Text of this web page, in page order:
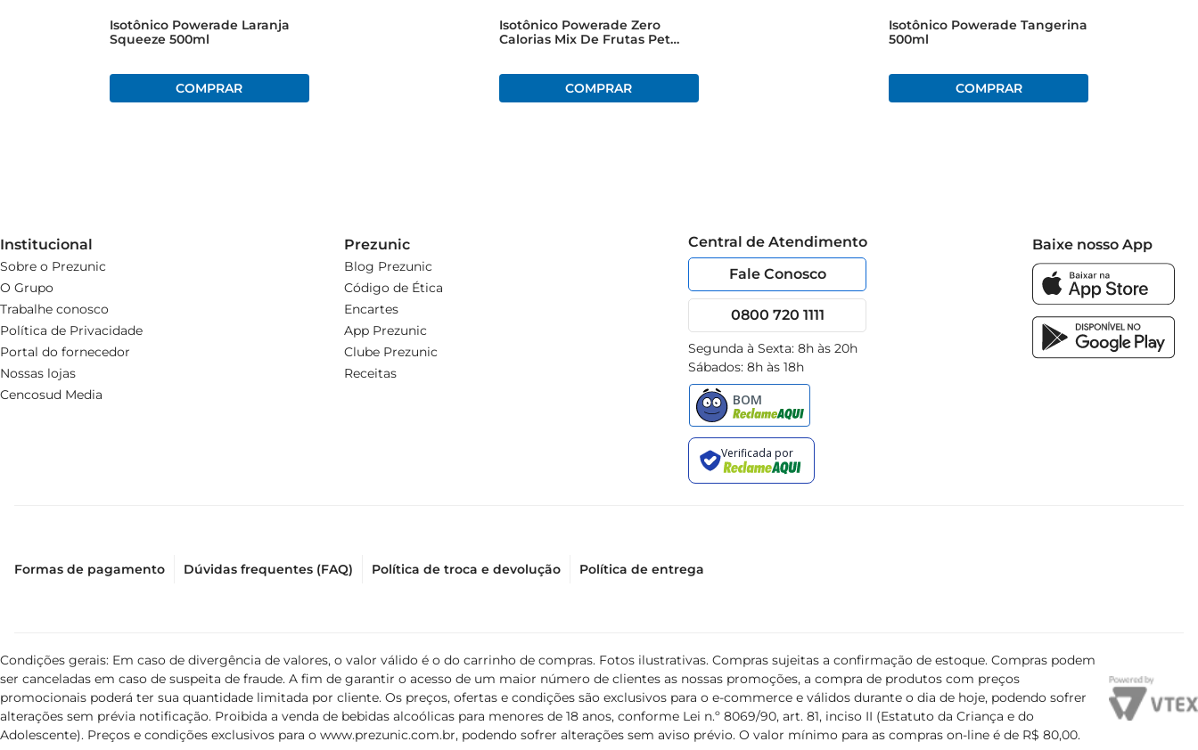
Isotônico Powerade Laranja
Squeeze 500ml
Isotônico Powerade Zero
Calorias Mix De Frutas Pet
Isotônico Powerade Tangerina
500ml
Institucional
Sobre o Prezunic
O Grupo
Trabalhe conosco
Política de Privacidade
Portal do fornecedor
Nossas lojas
Cencosud Media
Prezunic
Blog Prezunic
Código de Ética
Encartes
App Prezunic
Clube Prezunic
Receitas
Central de Atendimento
Fale Conosco
0800 720 1111
Segunda à Sexta: 8h às 20h
Sábados: 8h às 18h
Baixe nosso App
Formas de pagamento Dúvidas frequentes (FAQ) Política de troca e devolução Política de entrega
Condições gerais: Em caso de divergência de valores, o valor válido é o do carrinho de compras. Fotos ilustrativas. Compras sujeitas a confirmação de estoque. Compras podem
ser canceladas em caso de suspeita de fraude. A fim de garantir o acesso de um maior número de clientes as nossas promoções, a compra de produtos com preços
promocionais poderá ter sua quantidade limitada por cliente. Os preços, ofertas e condições são exclusivos para o e-commerce e válidos durante o dia de hoje, podendo sofrer
alterações sem prévia notificação. Proibida a venda de bebidas alcoólicas para menores de 18 anos, conforme Lei n.º 8069/90, art. 81, inciso II (Estatuto da Criança e do
Adolescente). Preços e condições exclusivos para o www.prezunic.com.br, podendo sofrer alterações sem aviso prévio. O valor mínimo para as compras on-line é de R$ 80,00.